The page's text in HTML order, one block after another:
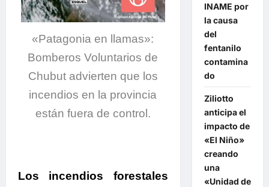
«Patagonia en llamas»:
Bomberos Voluntarios de
Chubut advierten que los
incendios en la provincia
están fuera de control.
Los incendios forestales
INAME por
la causa
del
fentanilo
contamina
do
Ziliotto
anticipa el
impacto de
«El Niño»
creando
una
«Unidad de